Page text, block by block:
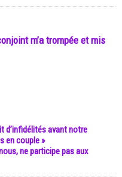
m’a trompée et mis
d’infidélités avant notre
en couple »
ne participe pas aux